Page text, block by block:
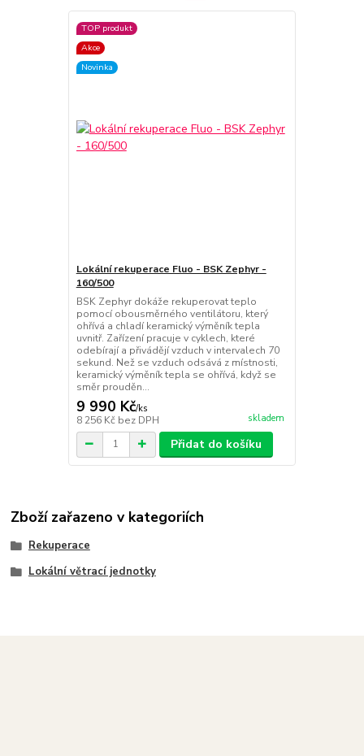
TOP produkt
Akce
Novinka
Lokální rekuperace Fluo - BSK Zephyr -
160/500
BSK Zephyr dokáže rekuperovat teplo
pomocí obousměrného ventilátoru, který
ohřívá a chladí keramický výměník tepla
uvnitř. Zařízení pracuje v cyklech, které
odebírají a přivádějí vzduch v intervalech 70
sekund. Než se vzduch odsává z místnosti,
keramický výměník tepla se ohřívá, když se
směr prouděn...
9 990 Kč/ks
8 256 Kč bez DPH skladem
Přidat do košíku
Zboží zařazeno v kategoriích
Rekuperace
Lokální větrací jednotky